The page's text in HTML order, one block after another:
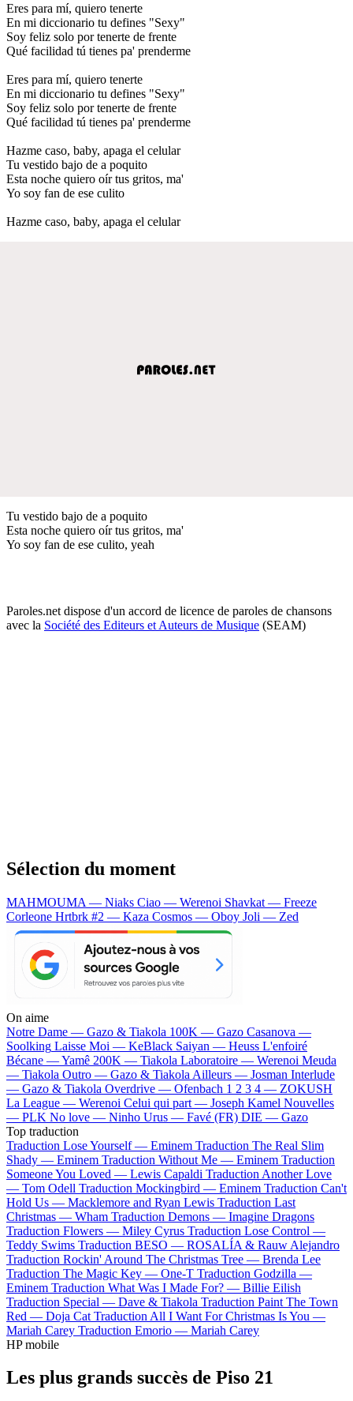
Eres para mí, quiero tenerte
En mi diccionario tu defines "Sexy"
Soy feliz solo por tenerte de frente
Qué facilidad tú tienes pa' prenderme
Eres para mí, quiero tenerte
En mi diccionario tu defines "Sexy"
Soy feliz solo por tenerte de frente
Qué facilidad tú tienes pa' prenderme
Hazme caso, baby, apaga el celular
Tu vestido bajo de a poquito
Esta noche quiero oír tus gritos, ma'
Yo soy fan de ese culito
Hazme caso, baby, apaga el celular
Tu vestido bajo de a poquito
Esta noche quiero oír tus gritos, ma'
Yo soy fan de ese culito, yeah
Paroles.net dispose d'un accord de licence de paroles de chansons
avec la Société des Editeurs et Auteurs de Musique (SEAM)
Sélection du moment
MAHMOUMA — Niaks Ciao — Werenoi Shavkat — Freeze
Corleone Hrtbrk #2 — Kaza Cosmos — Oboy Joli — Zed
On aime
Notre Dame — Gazo & Tiakola 100K — Gazo Casanova —
Soolking Laisse Moi — KeBlack Saiyan — Heuss L'enfoiré
Bécane —Yamê 200K — Tiakola Laboratoire — Werenoi Meuda
— Tiakola Outro — Gazo & Tiakola Ailleurs — Josman Interlude
— Gazo & Tiakola Overdrive — Ofenbach 1 2 3 4 — ZOKUSH
La League — Werenoi Celui qui part — Joseph Kamel Nouvelles
— PLK No love — Ninho Urus — Favé (FR) DIE — Gazo
Top traduction
Traduction Lose Yourself — Eminem Traduction The Real Slim
Shady — Eminem Traduction Without Me — Eminem Traduction
Someone You Loved — Lewis Capaldi Traduction Another Love
— Tom Odell Traduction Mockingbird — Eminem Traduction Can't
Hold Us — Macklemore and Ryan Lewis Traduction Last
Christmas — Wham Traduction Demons — Imagine Dragons
Traduction Flowers — Miley Cyrus Traduction Lose Control —
Teddy Swims Traduction BESO — ROSALÍA & Rauw Alejandro
Traduction Rockin' Around The Christmas Tree — Brenda Lee
Traduction The Magic Key — One-T Traduction Godzilla —
Eminem Traduction What Was I Made For? — Billie Eilish
Traduction Special — Dave & Tiakola Traduction Paint The Town
Red — Doja Cat Traduction All I Want For Christmas Is You —
Mariah Carey Traduction Emorio — Mariah Carey
HP mobile
Les plus grands succès de Piso 21